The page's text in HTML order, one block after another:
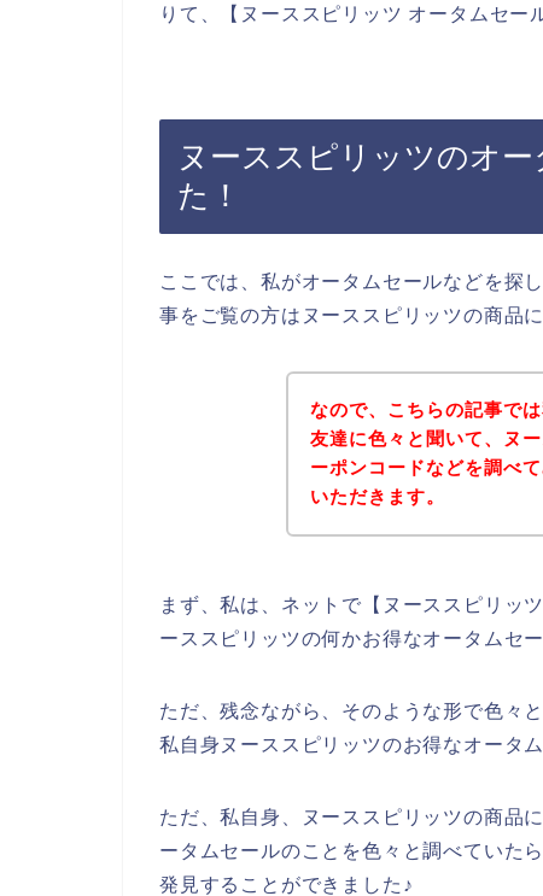
りて、【ヌーススピリッツ オータムセー
ヌーススピリッツのオ
た！
ここでは、私がオータムセールなどを探
事をご覧の方はヌーススピリッツの商品
なので、こちらの記事で
友達に色々と聞いて、ヌ
ーポンコードなどを調べ
いただきます。
まず、私は、ネットで【ヌーススピリッ
ーススピリッツの何かお得なオータムセ
ただ、残念ながら、そのような形で色々
私自身ヌーススピリッツのお得なオータ
ただ、私自身、ヌーススピリッツの商品
ータムセールのことを色々と調べていた
発見することができました♪